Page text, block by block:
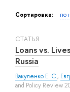
Сортировка: по
СТАТЬЯ
Loans vs.
Russia
Вакуленко Е. С.,
and Policy Review